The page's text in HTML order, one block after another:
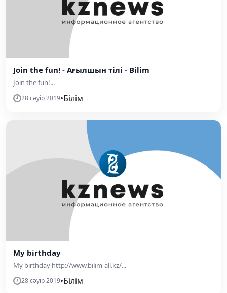
Join the fun! - Ағылшын тілі - Bilim
Join the fun!...
28 сәуір 2019•Білім
My birthday
My birthday http://www.bilim-all.kz/...
28 сәуір 2019•Білім